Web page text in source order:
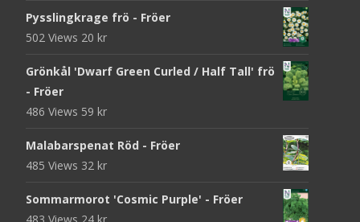
Pysslingkrage frö - Fröer
502 Views 20 kr
Grönkål 'Dwarf Green Curled / Half Tall' frö
- Fröer
486 Views 59 kr
Malabarspenat Röd - Fröer
485 Views 32 kr
Sommarmorot 'Cosmic Purple' - Fröer
483 Views 24 kr